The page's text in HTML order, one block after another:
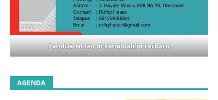
Panduan iklan di kanalbali,id terbaru
AGENDA